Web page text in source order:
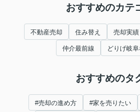
おすすめのカテ
不動産売却 住み替え 売却実績
仲介最前線 どりげ岐阜
おすすめのタ
#売却の進め方 #家を売りたい